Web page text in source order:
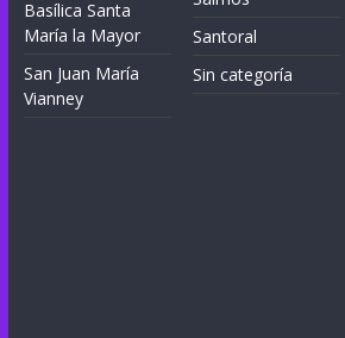
Basílica Santa
María la Mayor
San Juan María
Vianney
Santoral
Sin categoría